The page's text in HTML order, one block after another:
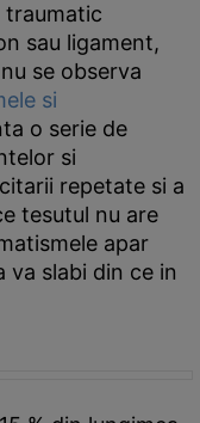
traumatic
sau ligament,
se observa
si
o serie de
si
repetate si a
tesutul nu are
apar
slabi din ce in